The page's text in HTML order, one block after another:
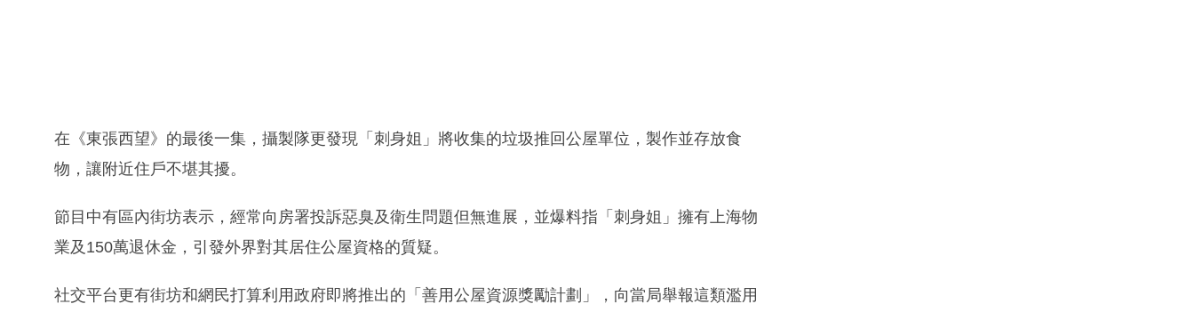
在《東張西望》的最後一集，攝製隊更發現「刺身姐」將收集的垃圾推回公屋單位，製作並存放食
物，讓附近住戶不堪其擾。
節目中有區內街坊表示，經常向房署投訴惡臭及衛生問題但無進展，並爆料指「刺身姐」擁有上海物
業及150萬退休金，引發外界對其居住公屋資格的質疑。
社交平台更有街坊和網民打算利用政府即將推出的「善用公屋資源獎勵計劃」，向當局舉報這類濫用